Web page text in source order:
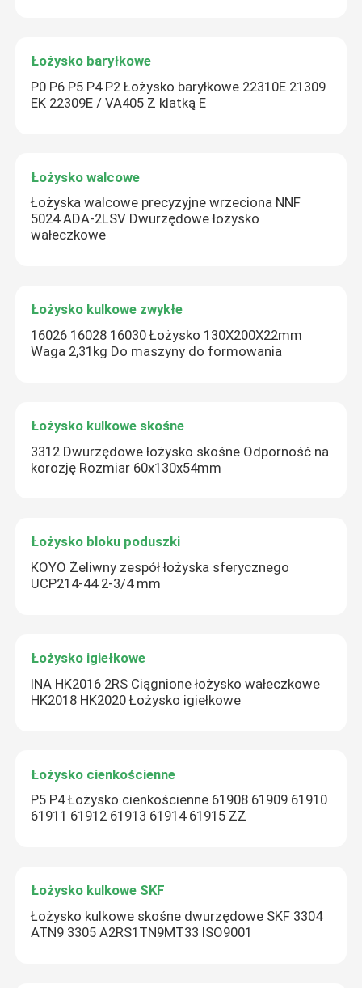
Zostaw wiadomość
Łożysko baryłkowe
P0 P6 P5 P4 P2 Łożysko baryłkowe 22310E 21309
EK 22309E / VA405 Z klatką E
Łożysko walcowe
Łożyska walcowe precyzyjne wrzeciona NNF
5024 ADA-2LSV Dwurzędowe łożysko
wałeczkowe
Łożysko kulkowe zwykłe
16026 16028 16030 Łożysko 130X200X22mm
Waga 2,31kg Do maszyny do formowania
Łożysko kulkowe skośne
3312 Dwurzędowe łożysko skośne Odporność na
korozję Rozmiar 60x130x54mm
Łożysko bloku poduszki
KOYO Żeliwny zespół łożyska sferycznego
UCP214-44 2-3/4 mm
Łożysko igiełkowe
INA HK2016 2RS Ciągnione łożysko wałeczkowe
HK2018 HK2020 Łożysko igiełkowe
Łożysko cienkościenne
P5 P4 Łożysko cienkościenne 61908 61909 61910
61911 61912 61913 61914 61915 ZZ
Łożysko kulkowe SKF
Łożysko kulkowe skośne dwurzędowe SKF 3304
ATN9 3305 A2RS1TN9MT33 ISO9001